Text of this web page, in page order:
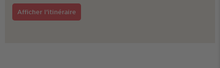
Afficher l'itinéraire